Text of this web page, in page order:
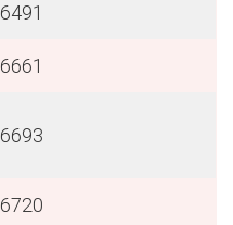
6491
6661
6693
6720